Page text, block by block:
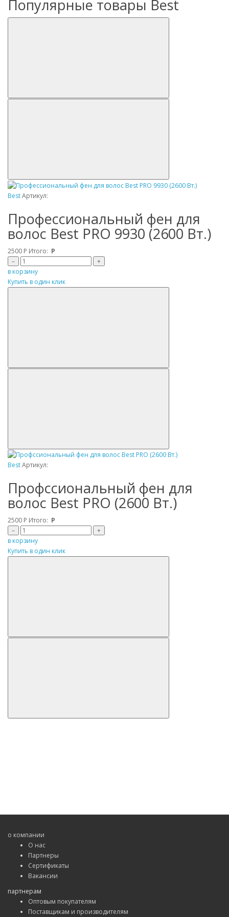
Популярные товары Best
BestАртикул:
Профессиональный фен для
волос Best PRO 9930 (2600 Вт.)
2500 Р Итого: Р
–
+
в корзину
Купить в один клик
BestАртикул:
Профссиональный фен для
волос Best PRO (2600 Вт.)
2500 Р Итого: Р
–
+
в корзину
Купить в один клик
о компании
О нас
Партнеры
Сертификаты
Вакансии
партнерам
Оптовым покупателям
Поставщикам и производителям